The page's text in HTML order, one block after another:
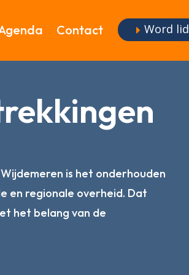
Contact Word lid
is het onderhouden
en regionale overheid. Dat
het belang van de